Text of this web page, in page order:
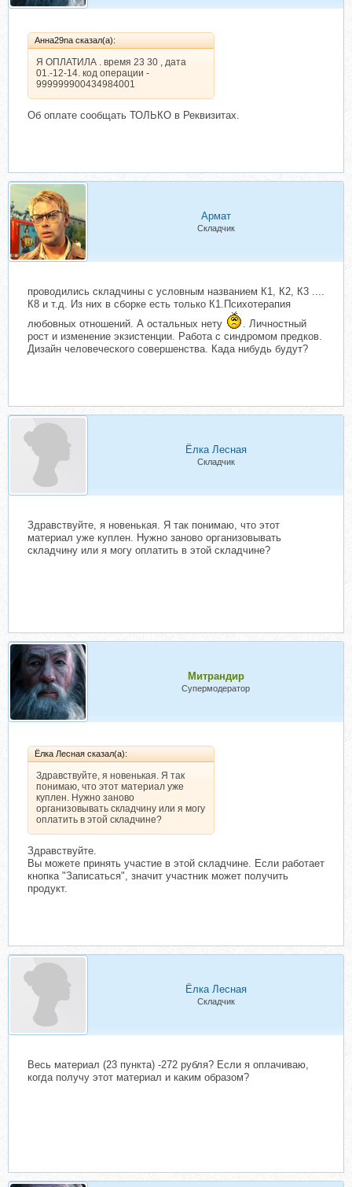
Анна29na сказал(а):
Я ОПЛАТИЛА . время 23 30 , дата
01.-12-14. код операции -
999999900434984001
Об оплате сообщать ТОЛЬКО в Реквизитах.
Армат
Складчик
проводились складчины с условным названием К1, К2, К3 ....
К8 и т.д. Из них в сборке есть только К1.Психотерапия
любовных отношений. А остальных нету
. Личностный
рост и изменение экзистенции. Работа с синдромом предков.
Дизайн человеческого совершенства. Када нибудь будут?
Ёлка Лесная
Складчик
Здравствуйте, я новенькая. Я так понимаю, что этот
материал уже куплен. Нужно заново организовывать
складчину или я могу оплатить в этой складчине?
Митрандир
Супермодератор
Ёлка Лесная сказал(а):
Здравствуйте, я новенькая. Я так
понимаю, что этот материал уже
куплен. Нужно заново
организовывать складчину или я могу
оплатить в этой складчине?
Здравствуйте.
Вы можете принять участие в этой складчине. Если работает
кнопка "Записаться", значит участник может получить
продукт.
Ёлка Лесная
Складчик
Весь материал (23 пункта) -272 рубля? Если я оплачиваю,
когда получу этот материал и каким образом?